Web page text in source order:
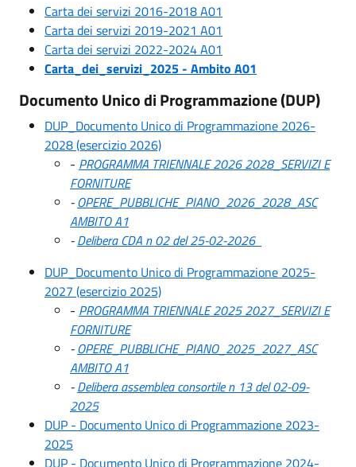
Carta dei servizi 2016-2018 A01
Carta dei servizi 2019-2021 A01
Carta dei servizi 2022-2024 A01
Carta_dei_servizi_2025 - Ambito A01
Documento Unico di Programmazione (DUP)
DUP_Documento Unico di Programmazione 2026-
2028 (esercizio 2026)
- PROGRAMMA TRIENNALE 2026 2028_SERVIZI E
FORNITURE
-OPERE_PUBBLICHE_PIANO_2026_2028_ASC
AMBITO A1
-Delibera CDA n 02 del 25-02-2026
DUP_Documento Unico di Programmazione 2025-
2027 (esercizio 2025)
- PROGRAMMA TRIENNALE 2025 2027_SERVIZI E
FORNITURE
-OPERE_PUBBLICHE_PIANO_2025_2027_ASC
AMBITO A1
-Delibera assemblea consortile n 13 del 02-09-
2025
DUP - Documento Unico di Programmazione 2023-
2025
DUP - Documento Unico di Programmazione 2024-